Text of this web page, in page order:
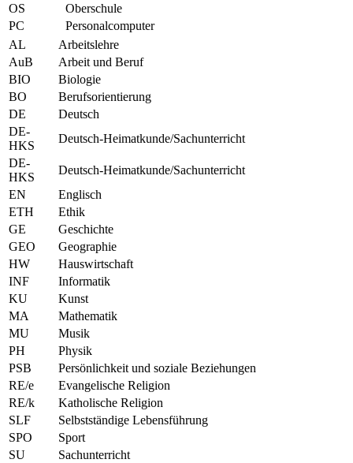
OS
Oberschule
PC
Personalcomputer
AL
Arbeitslehre
AuB
Arbeit und Beruf
BIO
Biologie
BO
Berufsorientierung
DE
Deutsch
DE-
HKS
Deutsch-Heimatkunde/Sachunterricht
DE-
HKS
Deutsch-Heimatkunde/Sachunterricht
EN
Englisch
ETH
Ethik
GE
Geschichte
GEO
Geographie
HW
Hauswirtschaft
INF
Informatik
KU
Kunst
MA
Mathematik
MU
Musik
PH
Physik
PSB
Persönlichkeit und soziale Beziehungen
RE/e
Evangelische Religion
RE/k
Katholische Religion
SLF
Selbstständige Lebensführung
SPO
Sport
SU
Sachunterricht